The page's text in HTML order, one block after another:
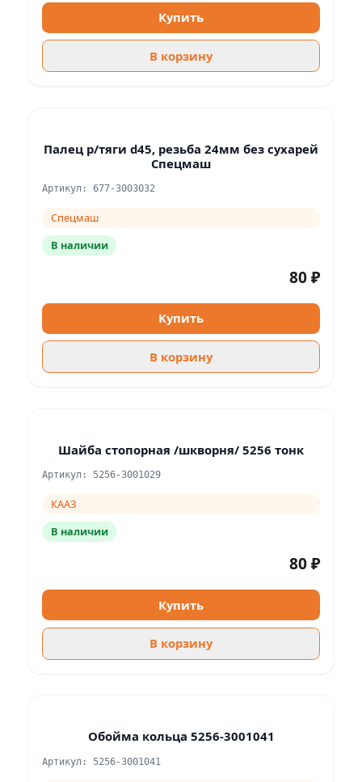
Купить
В корзину
Палец р/тяги d45, резьба 24мм без сухарей
Спецмаш
Артикул: 677-3003032
Спецмаш
В наличии
80 ₽
Купить
В корзину
Шайба стопорная /шкворня/ 5256 тонк
Артикул: 5256-3001029
КААЗ
В наличии
80 ₽
Купить
В корзину
Обойма кольца 5256-3001041
Артикул: 5256-3001041